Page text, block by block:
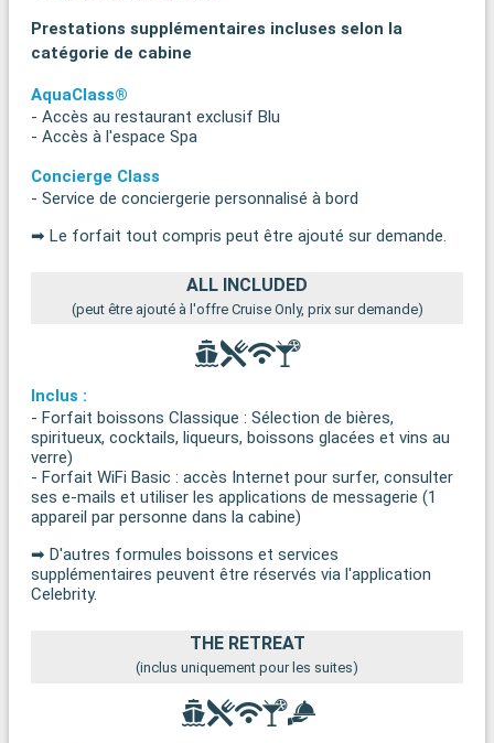
Prestations supplémentaires incluses selon la
catégorie de cabine
AquaClass®
- Accès au restaurant exclusif Blu
- Accès à l'espace Spa
Concierge Class
- Service de conciergerie personnalisé à bord
➡ Le forfait tout compris peut être ajouté sur demande.
ALL INCLUDED
(peut être ajouté à l'offre Cruise Only, prix sur demande)
Inclus :
- Forfait boissons Classique : Sélection de bières,
spiritueux, cocktails, liqueurs, boissons glacées et vins au
verre)
- Forfait WiFi Basic : accès Internet pour surfer, consulter
ses e-mails et utiliser les applications de messagerie (1
appareil par personne dans la cabine)
➡ D'autres formules boissons et services
supplémentaires peuvent être réservés via l'application
Celebrity.
THE RETREAT
(inclus uniquement pour les suites)